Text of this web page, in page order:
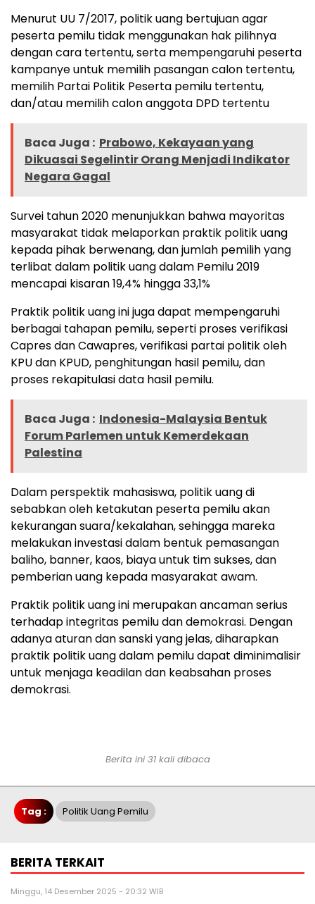
Menurut UU 7/2017, politik uang bertujuan agar
peserta pemilu tidak menggunakan hak pilihnya
dengan cara tertentu, serta mempengaruhi peserta
kampanye untuk memilih pasangan calon tertentu,
memilih Partai Politik Peserta pemilu tertentu,
dan/atau memilih calon anggota DPD tertentu
Baca Juga : Prabowo, Kekayaan yang
Dikuasai Segelintir Orang Menjadi Indikator
Negara Gagal
Survei tahun 2020 menunjukkan bahwa mayoritas
masyarakat tidak melaporkan praktik politik uang
kepada pihak berwenang, dan jumlah pemilih yang
terlibat dalam politik uang dalam Pemilu 2019
mencapai kisaran 19,4% hingga 33,1%
Praktik politik uang ini juga dapat mempengaruhi
berbagai tahapan pemilu, seperti proses verifikasi
Capres dan Cawapres, verifikasi partai politik oleh
KPU dan KPUD, penghitungan hasil pemilu, dan
proses rekapitulasi data hasil pemilu.
Baca Juga : Indonesia-Malaysia Bentuk
Forum Parlemen untuk Kemerdekaan
Palestina
Dalam perspektik mahasiswa, politik uang di
sebabkan oleh ketakutan peserta pemilu akan
kekurangan suara/kekalahan, sehingga mareka
melakukan investasi dalam bentuk pemasangan
baliho, banner, kaos, biaya untuk tim sukses, dan
pemberian uang kepada masyarakat awam.
Praktik politik uang ini merupakan ancaman serius
terhadap integritas pemilu dan demokrasi. Dengan
adanya aturan dan sanski yang jelas, diharapkan
praktik politik uang dalam pemilu dapat diminimalisir
untuk menjaga keadilan dan keabsahan proses
demokrasi.
Berita ini 31 kali dibaca
Tag : Politik Uang Pemilu
BERITA TERKAIT
Minggu, 14 Desember 2025 - 20:32 WIB